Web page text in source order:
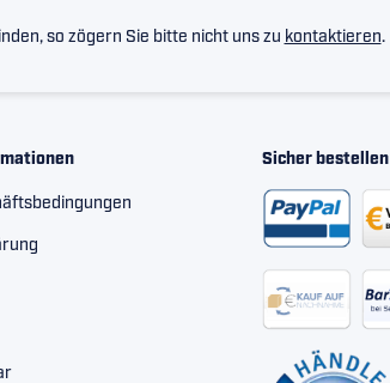
so zögern Sie bitte nicht uns zu kontaktieren.
Sicher bestellen